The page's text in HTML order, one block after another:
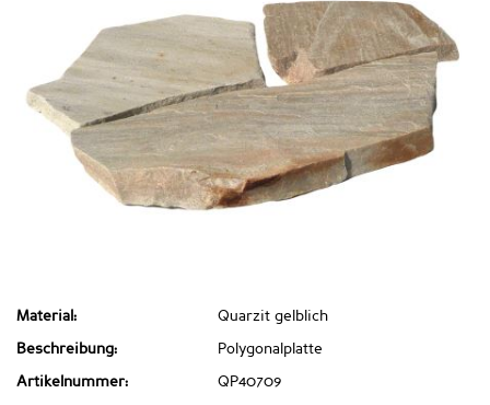
Material: Quarzit gelblich
Beschreibung: Polygonalplatte
Artikelnummer: QP40709